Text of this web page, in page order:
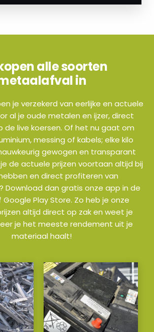
alle soorten
in
je verzekerd van eerlijke en actuele
al je oude metalen en ijzer, direct
de live koersen. Of het nu gaat om
messing of kabels; elke kilo
gewogen en transparant
de actuele prijzen voortaan altijd bij
en direct profiteren van
Download dan gratis onze app in de
Play Store. Zo heb je onze
altijd direct op zak en weet je
je het meeste rendement uit je
materiaal haalt!
a